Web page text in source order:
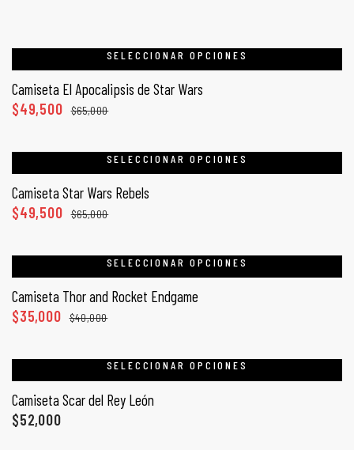
SELECCIONAR OPCIONES
Camiseta El Apocalipsis de Star Wars
$65,000
$49,500
SELECCIONAR OPCIONES
Camiseta Star Wars Rebels
$65,000
$49,500
SELECCIONAR OPCIONES
Camiseta Thor and Rocket Endgame
$40,000
$35,000
SELECCIONAR OPCIONES
Camiseta Scar del Rey León
$52,000